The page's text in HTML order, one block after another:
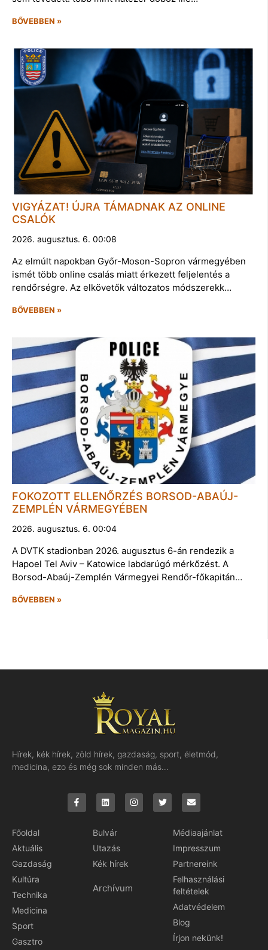
BŐVEBBEN »
VIGYÁZAT! ÚJRA TÁMADNAK AZ ONLINE
CSALÓK
2026. augusztus. 6. 00:08
Az elmúlt napokban Győr-Moson-Sopron vármegyében
ismét több online csalás miatt érkezett feljelentés a
rendőrségre. Az elkövetők változatos módszerekk…
BŐVEBBEN »
FOKOZOTT ELLENŐRZÉS BORSOD-ABAÚJ-
ZEMPLÉN VÁRMEGYÉBEN
2026. augusztus. 6. 00:04
A DVTK stadionban 2026. augusztus 6-án rendezik a
Hapoel Tel Aviv – Katowice labdarúgó mérkőzést. A
Borsod-Abaúj-Zemplén Vármegyei Rendőr-főkapitán…
BŐVEBBEN »
Hírek, kék hírek, zöld hírek, gazdaság, sport, életmód,
medicina, ezo és még sok minden más…
Főoldal
Aktuális
Gazdaság
Kultúra
Technika
Medicina
Sport
Gasztro
Bulvár
Utazás
Kék hírek
Archívum
Médiaajánlat
Impresszum
Partnereink
Felhasználási
feltételek
Adatvédelem
Blog
Írjon nekünk!